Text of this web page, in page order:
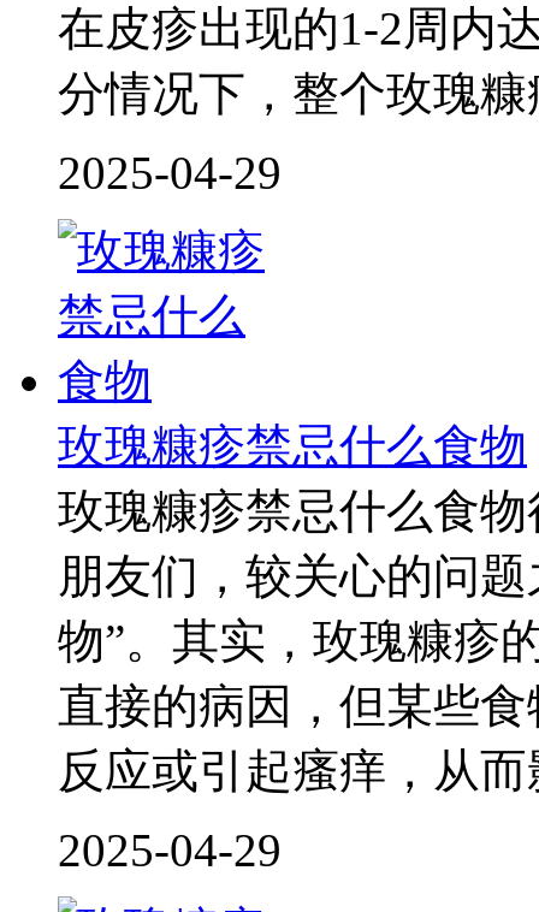
在皮疹出现的1-2周内
分情况下，整个玫瑰
2025-04-29
玫瑰糠疹禁忌什么食物
玫瑰糠疹禁忌什么食
朋友们，较关心的问
物”。其实，玫瑰糠疹
直接的病因，但某些
反应或引起瘙痒，从而
2025-04-29